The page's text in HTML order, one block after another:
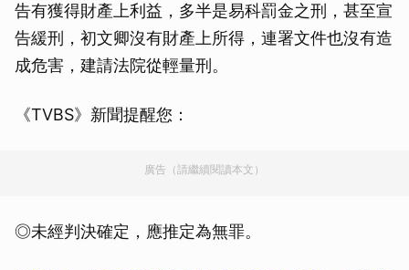
告有獲得財產上利益，多半是易科罰金之刑，甚至宣
告緩刑，初文卿沒有財產上所得，連署文件也沒有造
成危害，建請法院從輕量刑。
《TVBS》新聞提醒您：
廣告（請繼續閱讀本文）
◎未經判決確定，應推定為無罪。